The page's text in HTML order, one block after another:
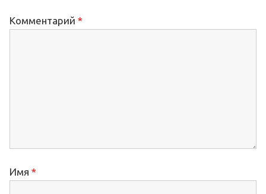
Комментарий *
Имя *